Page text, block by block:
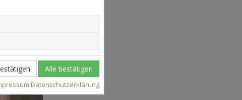
37
Alle bestätigen
Datenschutzerklärung